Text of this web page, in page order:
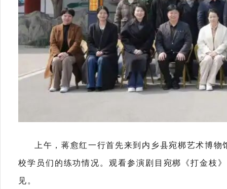
上午，蒋愈红一行首先来到内乡县宛梆艺术博
校学员们的练功情况。观看参演剧目宛梆《打金枝
见。